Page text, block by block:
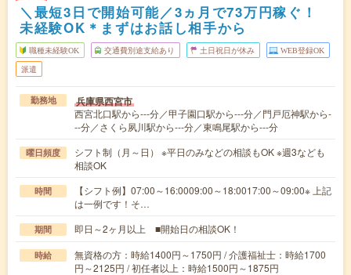
＼最短3日で開始可能／3ヵ月で73万円稼ぐ！
未経験OK＊まずはお話し相手から
職種未経験OK 交通費別途支給あり 土日祝日が休み WEB登録OK
派遣
勤務地 兵庫県西宮市
西宮北口駅から---分／甲子園口駅から---分／門戸厄神駅から-
--分／さくら夙川駅から---分／東鳴尾駅から---分
曜日頻度
シフト制（月～日） ※平日のみなどの相談もOK ※週3なども
相談OK
時間
【シフト例】07:00～16:0009:00～18:0017:00～09:00※ 上記
は一例です！そ…
期間 即日～2ヶ月以上 ■開始日の相談OK！
時給
無資格の方：時給1400円～1750円 / 介護福祉士：時給1700
円～2125円 / 初任者以上：時給1500円～1875円